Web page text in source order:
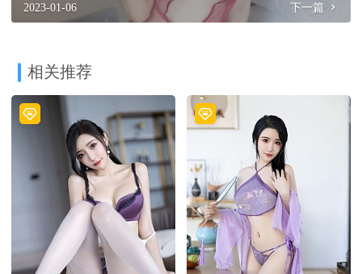
2023-01-06 下一篇
相关推荐